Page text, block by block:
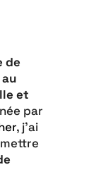
de
et
par
, j’ai